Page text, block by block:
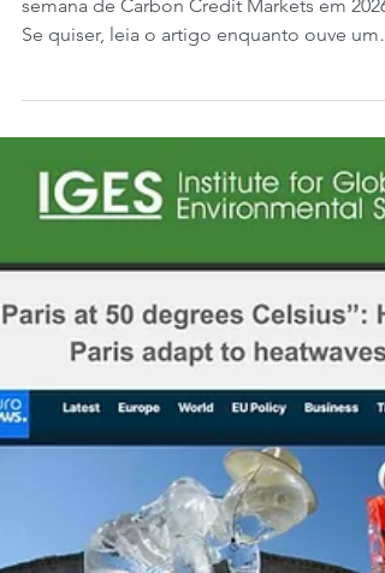
Segunda-feira, 03 de agosto de 2026. 31ª
semana de Carbon Credit Markets em 2026.
de carbono avançam com a inclusão da
energia renovável no Artigo 6.4, ampliando
o mercado da ONU e fortalecendo metas
globais, enquanto a Etiópia registra pela
Landscapes do Banco Mundial, totalizando
14,9 milhões de tCO₂e e